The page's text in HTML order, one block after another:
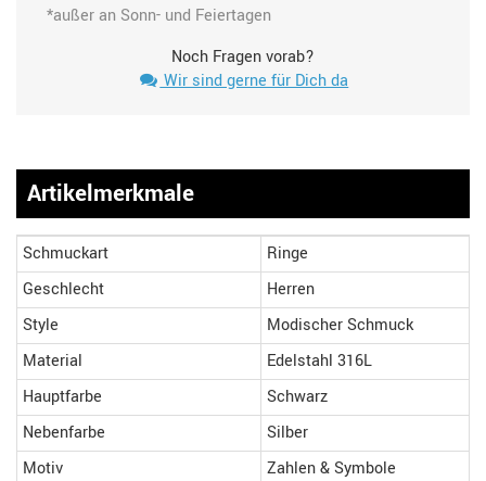
*außer an Sonn- und Feiertagen
Noch Fragen vorab?
Wir sind gerne für Dich da
Artikelmerkmale
Schmuckart
Ringe
Geschlecht
Herren
Style
Modischer Schmuck
Material
Edelstahl 316L
Hauptfarbe
Schwarz
Nebenfarbe
Silber
Motiv
Zahlen & Symbole